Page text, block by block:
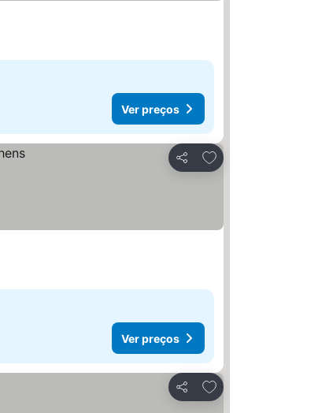
Ver preços
Partilhar
Adicionar aos favoritos
Ver preços
Partilhar
Adicionar aos favoritos